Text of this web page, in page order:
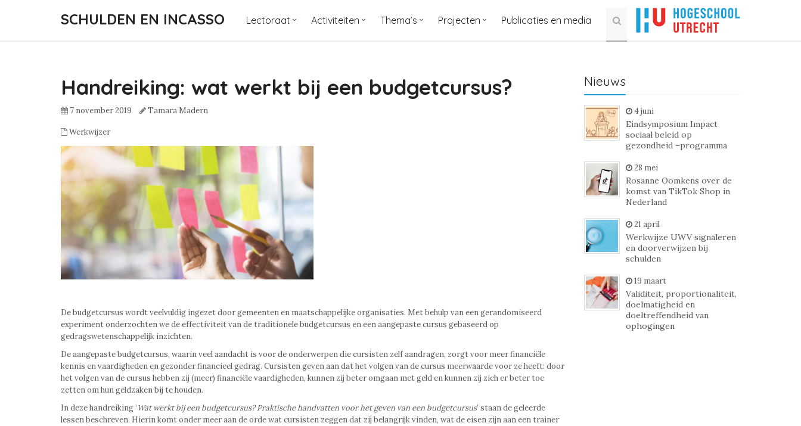
SCHULDEN EN INCASSO Lectoraat Activiteiten Thema’s Projecten Publicaties en media
Handreiking: wat werkt bij een budgetcursus?
7 november 2019 Tamara Madern
Werkwijzer
De budgetcursus wordt veelvuldig ingezet door gemeenten en maatschappelijke organisaties. Met behulp van een gerandomiseerd
experiment onderzochten we de effectiviteit van de traditionele budgetcursus en een aangepaste cursus gebaseerd op
gedragswetenschappelijk inzichten.
De aangepaste budgetcursus, waarin veel aandacht is voor de onderwerpen die cursisten zelf aandragen, zorgt voor meer financiële
kennis en vaardigheden en gezonder financieel gedrag. Cursisten geven aan dat het volgen van de cursus meerwaarde voor ze heeft: door
het volgen van de cursus hebben zij (meer) financiële vaardigheden, kunnen zij beter omgaan met geld en kunnen zij zich er beter toe
zetten om hun geldzaken bij te houden.
In deze handreiking ‘Wat werkt bij een budgetcursus? Praktische handvatten voor het geven van een budgetcursus’ staan de geleerde
lessen beschreven. Hierin komt onder meer aan de orde wat cursisten zeggen dat zij belangrijk vinden, wat de eisen zijn aan een trainer
Nieuws
4 juni
Eindsymposium Impact
sociaal beleid op
gezondheid –programma
28 mei
Rosanne Oomkens over de
komst van TikTok Shop in
Nederland
21 april
Werkwijze UWV signaleren
en doorverwijzen bij
schulden
19 maart
Validiteit, proportionaliteit,
doelmatigheid en
doeltreffendheid van
ophogingen